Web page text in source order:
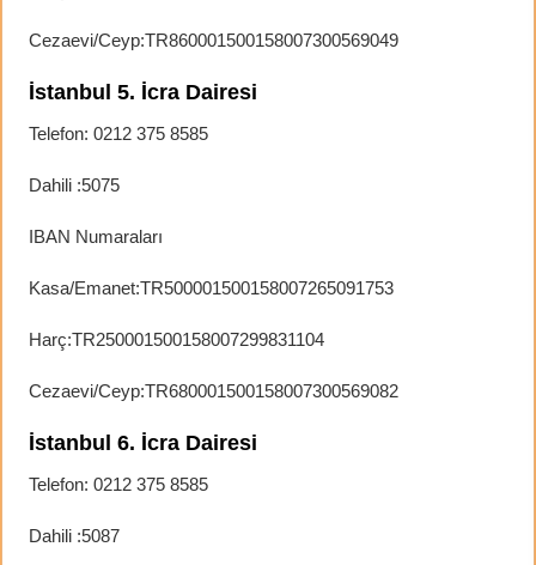
Cezaevi/Ceyp:TR860001500158007300569049
İstanbul 5. İcra Dairesi
Telefon: 0212 375 8585
Dahili :5075
IBAN Numaraları
Kasa/Emanet:TR500001500158007265091753
Harç:TR250001500158007299831104
Cezaevi/Ceyp:TR680001500158007300569082
İstanbul 6. İcra Dairesi
Telefon: 0212 375 8585
Dahili :5087